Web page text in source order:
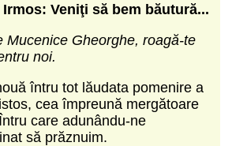
Irmos: Veniţi să bem băutură...
Mucenice Gheorghe, roagă-te
noi.
întru tot lăudata pomenire a
cea împreună mergă­toare
care adunându-ne
să prăznuim.